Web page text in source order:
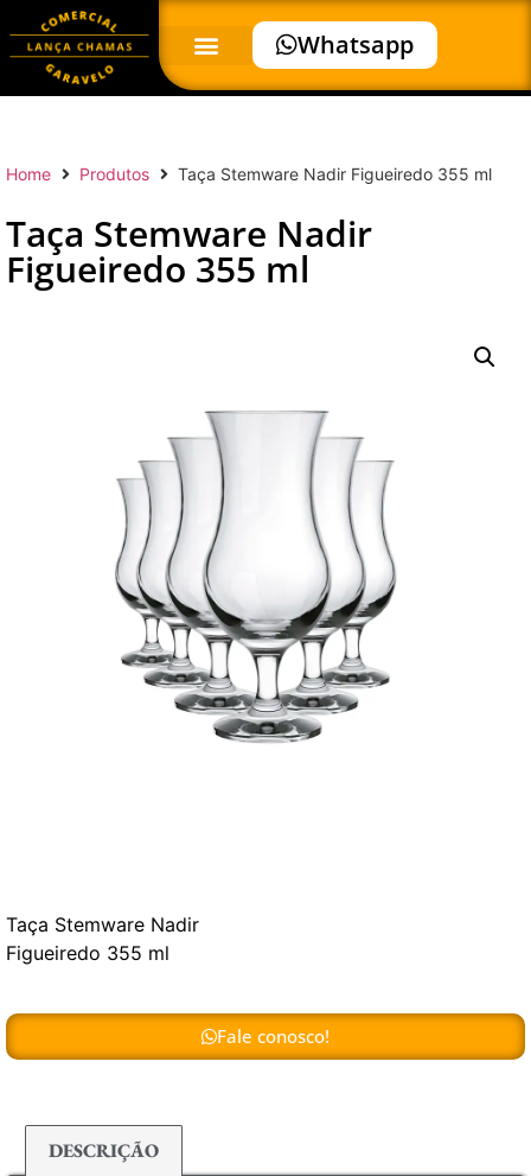
Whatsapp
Home Produtos Taça Stemware Nadir Figueiredo 355 ml
Taça Stemware Nadir
Figueiredo 355 ml
Taça Stemware Nadir
Figueiredo 355 ml
Fale conosco!
DESCRIÇÃO